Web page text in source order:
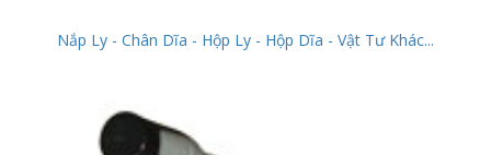
Nắp Ly - Chân Dĩa - Hộp Ly - Hộp Dĩa - Vật Tư Khác...